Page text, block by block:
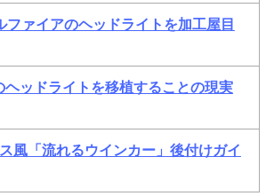
ファイアのヘッドライトを加工屋目
ヘッドライトを移植することの現実
風「流れるウインカー」後付けガイ